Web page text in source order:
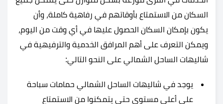
السكان من الاستمتاع بأوقاتهم في رفاهية كاملة، وأن
يكون بإمكان السكان الحصول عليها في أي وقت من اليوم،
ويمكن التعرف على أهم المرافق الخدمية والترفيهية في
شاليهات الساحل الشمالي على النحو التالي:
يوجد في شاليهات الساحل الشمالي حمامات سباحة
على أعلى مستوى حتى يتمكنوا من الاستمتاع